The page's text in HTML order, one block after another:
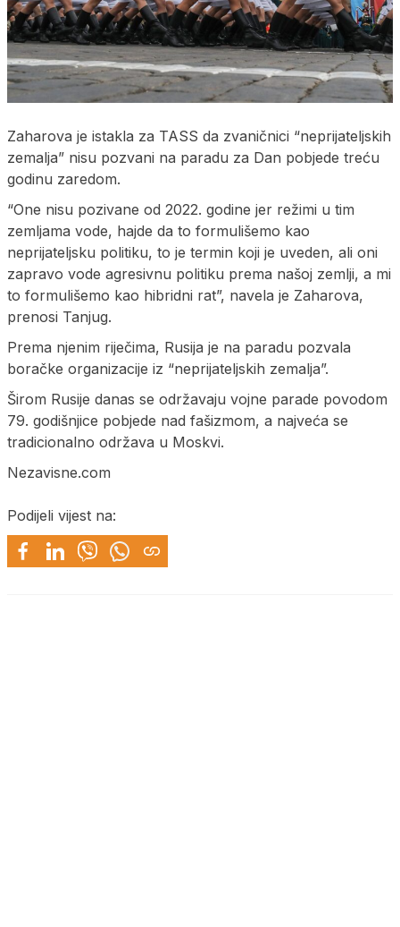
Zaharova je istakla za TASS da zvaničnici “neprijateljskih
zemalja” nisu pozvani na paradu za Dan pobjede treću
godinu zaredom.
“One nisu pozivane od 2022. godine jer režimi u tim
zemljama vode, hajde da to formulišemo kao
neprijateljsku politiku, to je termin koji je uveden, ali oni
zapravo vode agresivnu politiku prema našoj zemlji, a mi
to formulišemo kao hibridni rat”, navela je Zaharova,
prenosi Tanjug.
Prema njenim riječima, Rusija je na paradu pozvala
boračke organizacije iz “neprijateljskih zemalja”.
Širom Rusije danas se održavaju vojne parade povodom
79. godišnjice pobjede nad fašizmom, a najveća se
tradicionalno održava u Moskvi.
Nezavisne.com
Podijeli vijest na: